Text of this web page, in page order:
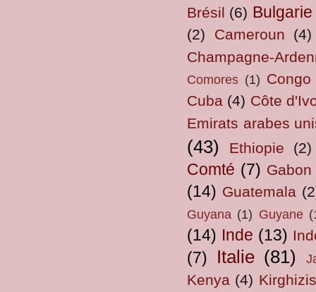
Brésil (6) Bulgarie
(2) Cameroun
(4)
Champagne-
Comores (1) Congo
Cuba (4) Côte
Emirats arabes
(43) Ethiopie (2)
Comté (7) Gabon
(14) Guatemala
Guyana (1) Guyane
(14) Inde (13)
(7) Italie (81)
Kenya (4)